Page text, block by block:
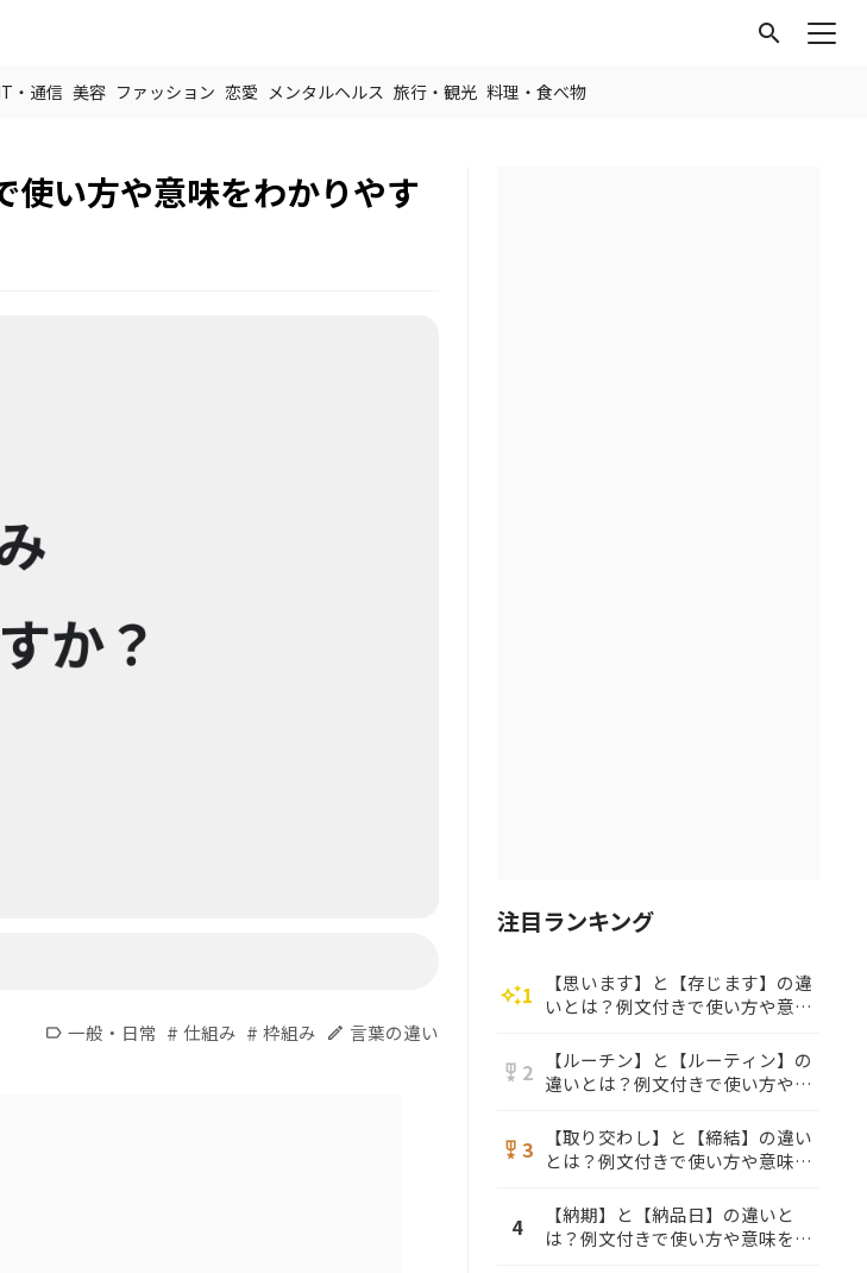
search
・通信 美容 ファッション 恋愛 メンタルヘルス 旅行・観光 料理・食べ物
使い方や意味をわかりやす
label 一般・日常 # 仕組み # 枠組み edit 言葉の違い
注目ランキング
auto_awesome1
【思います】と【存じます】の違
いとは？例文付きで使い方や意味
military_tech 2
【ルーチン】と【ルーティン】の
違いとは？例文付きで使い方や意
military_tech 3
【取り交わし】と【締結】の違い
とは？例文付きで使い方や意味を
4
【納期】と【納品日】の違いと
は？例文付きで使い方や意味をわ